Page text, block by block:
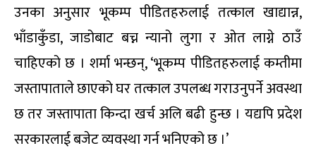
उनका अनुसार भूकम्प पीडितहरुलाई तत्काल खाद्यान्न,
भाँडाकुँडा, जाडोबाट बच्न न्यानो लुगा र ओत लाग्ने ठाउँ
चाहिएको छ । शर्मा भन्छन्, ‘भूकम्प पीडितहरुलाई कम्तीमा
जस्तापाताले छाएको घर तत्काल उपलब्ध गराउनुपर्ने अवस्था
छ तर जस्तापाता किन्दा खर्च अलि बढी हुन्छ । यद्यपि प्रदेश
सरकारलाई बजेट व्यवस्था गर्न भनिएको छ ।’